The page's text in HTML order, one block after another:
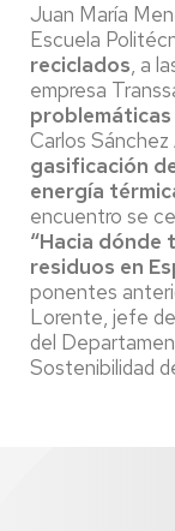
Juan María
Escuela
reciclados, a
empresa
Carlos Sánchez
gasificación
energía
encuentro se
“Hacia dónde
residuos en
ponentes
Lorente, jefe
del
Sostenibilidad